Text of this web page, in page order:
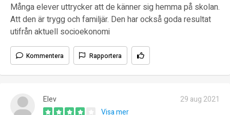
Många elever uttrycker att de känner sig hemma på skolan.
Att den är trygg och familjär. Den har också goda resultat
utifrån aktuell socioekonomi
Kommentera Rapportera
Elev
29 aug 2021
Visa mer